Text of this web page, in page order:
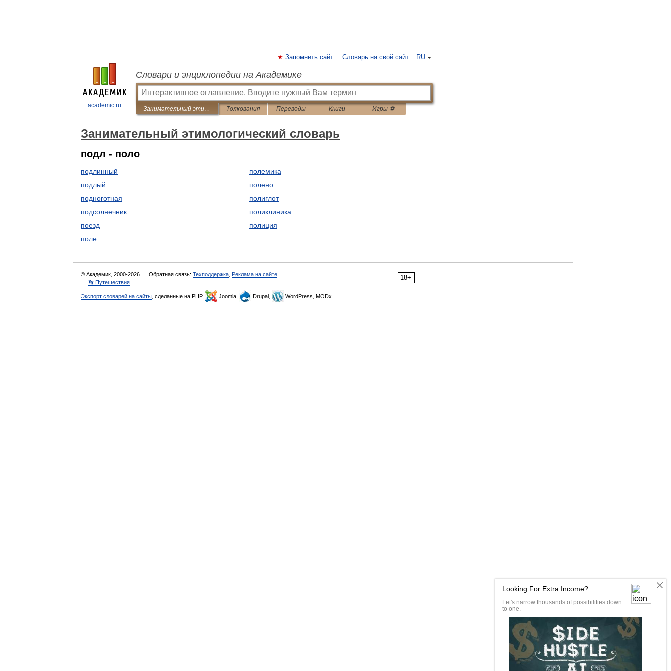
academic.ru
RU
Запомнить сайт Словарь на свой сайт
Словари и энциклопедии на Академике
Занимательный этимологический словарь Толкования Переводы Книги Игры ⚽
Занимательный этимологический словарь
подл - поло
подлинный
подлый
подноготная
подсолнечник
поезд
поле
полемика
полено
полиглот
поликлиника
полиция
18+
© Академик, 2000-2026 Обратная связь: Техподдержка Реклама на сайте
👣 Путешествия
Экспорт словарей на сайты , сделанные на PHP, Joomla, Drupal, WordPress, MODx.